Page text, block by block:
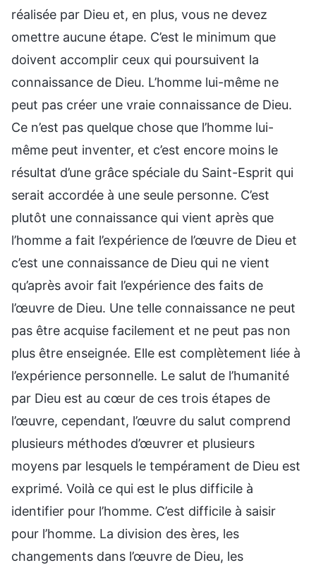
réalisée par Dieu et, en plus, vous ne devez
omettre aucune étape. C’est le minimum que
doivent accomplir ceux qui poursuivent la
connaissance de Dieu. L’homme lui-même ne
peut pas créer une vraie connaissance de Dieu.
Ce n’est pas quelque chose que l’homme lui-
même peut inventer, et c’est encore moins le
résultat d’une grâce spéciale du Saint-Esprit qui
serait accordée à une seule personne. C’est
plutôt une connaissance qui vient après que
l’homme a fait l’expérience de l’œuvre de Dieu et
c’est une connaissance de Dieu qui ne vient
qu’après avoir fait l’expérience des faits de
l’œuvre de Dieu. Une telle connaissance ne peut
pas être acquise facilement et ne peut pas non
plus être enseignée. Elle est complètement liée à
l’expérience personnelle. Le salut de l’humanité
par Dieu est au cœur de ces trois étapes de
l’œuvre, cependant, l’œuvre du salut comprend
plusieurs méthodes d’œuvrer et plusieurs
moyens par lesquels le tempérament de Dieu est
exprimé. Voilà ce qui est le plus difficile à
identifier pour l’homme. C’est difficile à saisir
pour l’homme. La division des ères, les
changements dans l’œuvre de Dieu, les